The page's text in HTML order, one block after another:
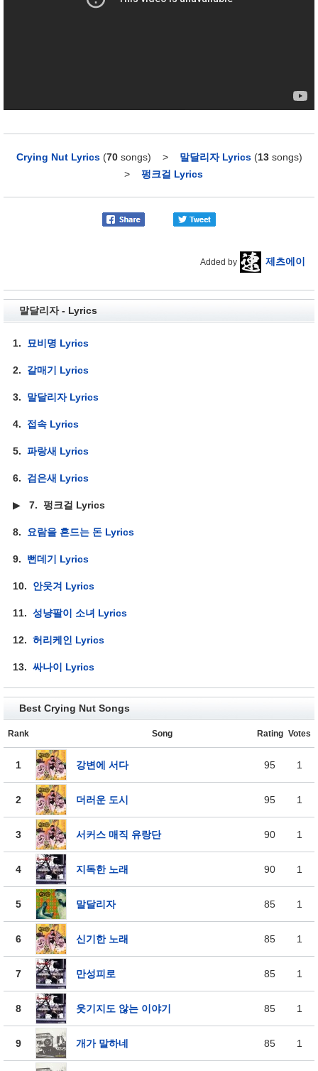
Crying Nut Lyrics (70songs) > 말달리자 Lyrics (13songs)
> 펑크걸 Lyrics
Added by 제츠에이
말달리자 - Lyrics
1. 묘비명 Lyrics
2. 갈매기 Lyrics
3. 말달리자 Lyrics
4. 접속 Lyrics
5.파랑새 Lyrics
6. 검은새 Lyrics
▶7.펑크걸 Lyrics
8. 요람을 흔드는 돈 Lyrics
9. 뻔데기 Lyrics
10. 안웃겨 Lyrics
11.성냥팔이 소녀 Lyrics
12.허리케인 Lyrics
13.싸나이 Lyrics
Best Crying Nut Songs
Rank Song Rating Votes
1 강변에 서다 95 1
2 더러운 도시 95 1
3 서커스 매직 유랑단 90 1
4 지독한 노래 90 1
5 말달리자 85 1
6 신기한 노래 85 1
7 만성피로 85 1
8 웃기지도 않는 이야기 85 1
9 개가 말하네 85 1